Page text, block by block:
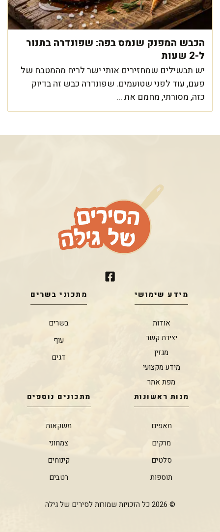
הכבש המפנק שנמס בפה: שפונדרה בתנור
ל-2 שעות
יש תבשילים שמחזירים אותי ישר לריח מהמטבח של
פעם, עוד לפני שטועמים. שפונדרה כבש זה בדיוק
כזה, מסורתי, מחמם את ...
מידע שימושי
אודות
יצירת קשר
מגזין
מידע מקצועי
מפת אתר
מתכוני בשרים
בשרים
עוף
דגים
מנות ראשונות
מאפים
מרקים
סלטים
תוספות
מתכונים נוספים
משקאות
צמחוני
קינוחים
רטבים
© 2026 כל הזכויות שמורות לסירים של גילה